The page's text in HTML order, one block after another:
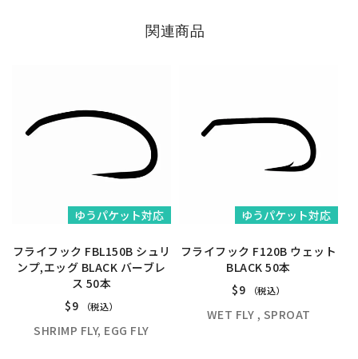
関連商品
ゆうパケット対応
フライフック FBL150B シュリ
ンプ,エッグ BLACK バーブレ
ス 50本
$9 （税込）
SHRIMP FLY, EGG FLY
ゆうパケット対応
フライフック F120B ウェット
BLACK 50本
$9 （税込）
WET FLY , SPROAT